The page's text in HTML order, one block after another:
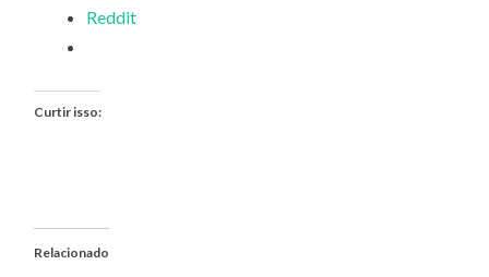
Reddit
Curtir isso:
Relacionado